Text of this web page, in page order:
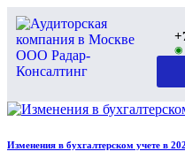
◉
Изменения в бухгалтерском учете в